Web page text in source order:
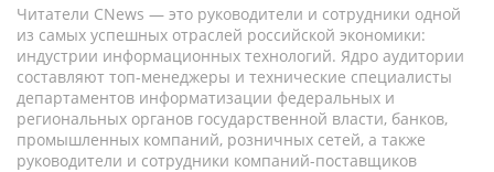
Читатели CNews — это руководители и сотрудники одной
из самых успешных отраслей российской экономики:
индустрии информационных технологий. Ядро аудитории
составляют топ-менеджеры и технические специалисты
департаментов информатизации федеральных и
региональных органов государственной власти, банков,
промышленных компаний, розничных сетей, а также
руководители и сотрудники компаний-поставщиков